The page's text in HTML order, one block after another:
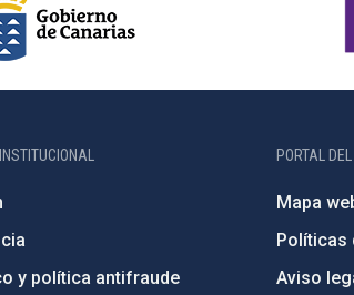
y política antifraude
PORTAL
Mapa
Políticas
Aviso